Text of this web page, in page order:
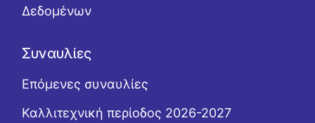
Δεδομένων
Συναυλίες
Επόμενες συναυλίες
Καλλιτεχνική περίοδος 2026-2027